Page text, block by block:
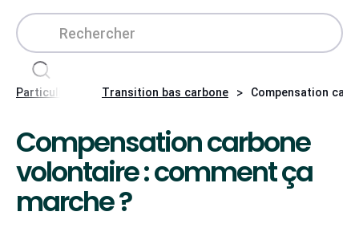
Particuliers Transition bas carbone > Compensation
Compensation carbone
volontaire : comment ça
marche ?